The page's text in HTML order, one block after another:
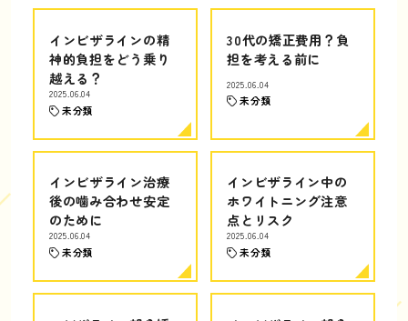
インビザラインの精
神的負担をどう乗り
越える？
2025.06.04
未分類
30代の矯正費用？負
担を考える前に
2025.06.04
未分類
インビザライン治療
後の噛み合わせ安定
のために
2025.06.04
未分類
インビザライン中の
ホワイトニング注意
点とリスク
2025.06.04
未分類